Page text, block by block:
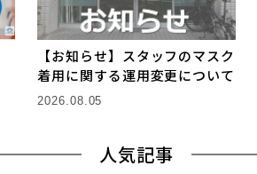
【お知らせ】スタッフのマスク
着用に関する運用変更について
2026.08.05
人気記事